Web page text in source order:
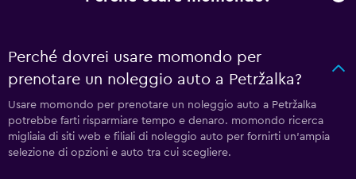
Perché dovrei usare momondo per
prenotare un noleggio auto a Petržalka?
Usare momondo per prenotare un noleggio auto a Petržalka
potrebbe farti risparmiare tempo e denaro. momondo ricerca
migliaia di siti web e filiali di noleggio auto per fornirti un'ampia
selezione di opzioni e auto tra cui scegliere.